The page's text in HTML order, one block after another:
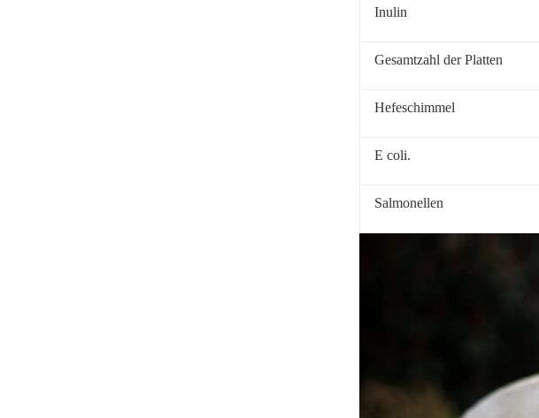
Inulin
Gesamtzahl der Platten
Hefeschimmel
E coli.
Salmonellen